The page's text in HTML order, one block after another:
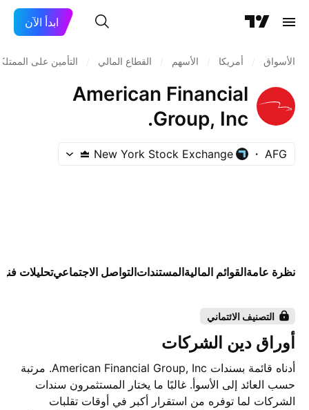
ابدأ الآن
الأسواق أمريكا الأسهم القطاع المالي التأمين على
American Financial
Group, Inc.
AFG
New York Stock Exchange
نظرة عامةالقوائم الماليةالمستنداتالتواصل الاجتماعيتحليلات
التصنيف الائتماني
أوراق دين الشركات
أدناه قائمة بسندات American Financial Group, Inc. مرتبة
حسب العائد إلى الأسوأ. غالبًا ما يختار المستثمرون سندات
الشركات لما توفره من استقرار أكبر في أوقات تقلبات